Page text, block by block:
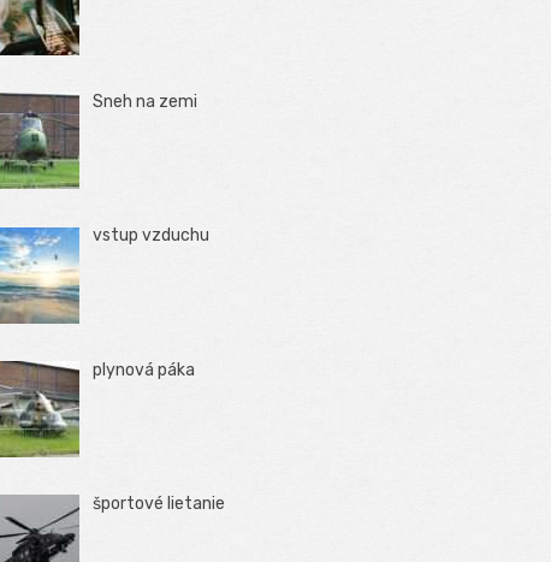
Sneh na zemi
vstup vzduchu
plynová páka
športové lietanie